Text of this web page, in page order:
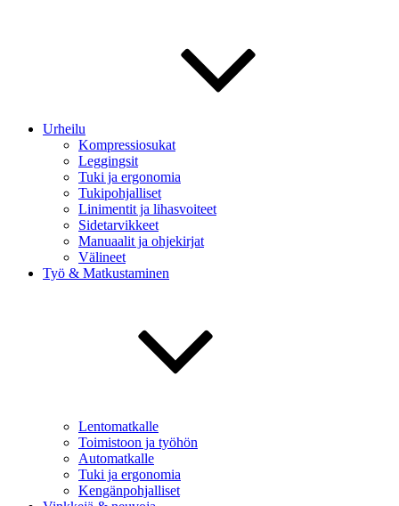
Urheilu
Kompressiosukat
Leggingsit
Tuki ja ergonomia
Tukipohjalliset
Linimentit ja lihasvoiteet
Sidetarvikkeet
Manuaalit ja ohjekirjat
Välineet
Työ & Matkustaminen
Lentomatkalle
Toimistoon ja työhön
Automatkalle
Tuki ja ergonomia
Kengänpohjalliset